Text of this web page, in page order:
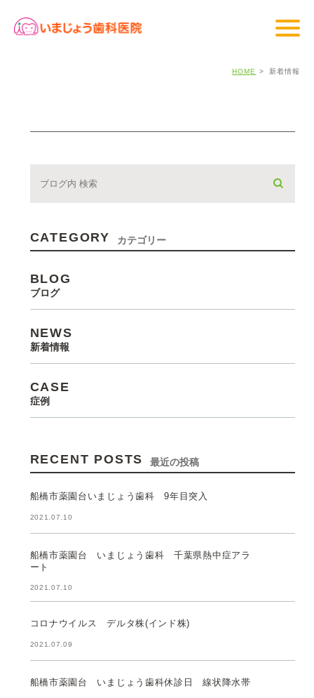
HOME 新着情報
CATEGORY カテゴリー
BLOG
ブログ
NEWS
新着情報
CASE
症例
RECENT POSTS 最近の投稿
船橋市薬園台いまじょう歯科 9年目突入
2021.07.10
船橋市薬園台 いまじょう歯科 千葉県熱中症アラ
ート
2021.07.10
コロナウイルス デルタ株(インド株)
2021.07.09
船橋市薬園台 いまじょう歯科休診日 線状降水帯